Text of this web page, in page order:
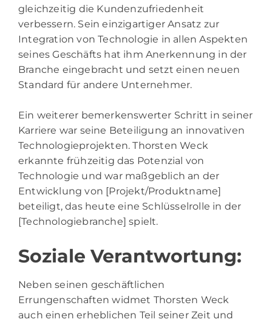
gleichzeitig die Kundenzufriedenheit
verbessern. Sein einzigartiger Ansatz zur
Integration von Technologie in allen Aspekten
seines Geschäfts hat ihm Anerkennung in der
Branche eingebracht und setzt einen neuen
Standard für andere Unternehmer.
Ein weiterer bemerkenswerter Schritt in seiner
Karriere war seine Beteiligung an innovativen
Technologieprojekten. Thorsten Weck
erkannte frühzeitig das Potenzial von
Technologie und war maßgeblich an der
Entwicklung von [Projekt/Produktname]
beteiligt, das heute eine Schlüsselrolle in der
[Technologiebranche] spielt.
Soziale Verantwortung:
Neben seinen geschäftlichen
Errungenschaften widmet Thorsten Weck
auch einen erheblichen Teil seiner Zeit und